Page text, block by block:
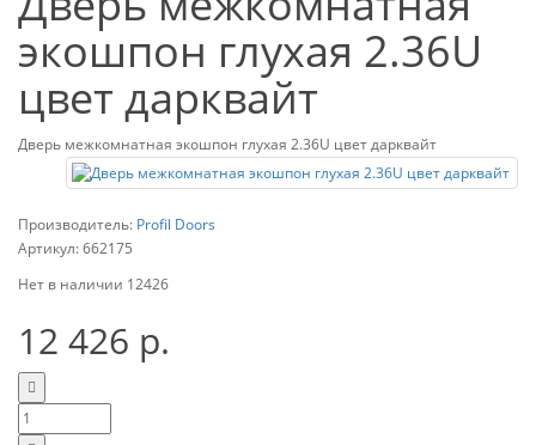
экошпон глухая 2.36U
цвет дарквайт
Дверь межкомнатная экошпон глухая 2.36U цвет дарквайт
Производитель: Profil Doors
Артикул:662175
Нет в наличии 12426
12 426 р.